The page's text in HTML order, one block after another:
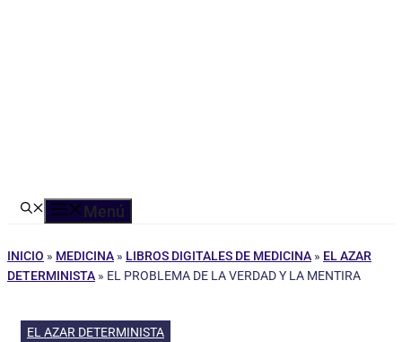
Menú
INICIO » MEDICINA » LIBROS DIGITALES DE MEDICINA » EL AZAR
DETERMINISTA » EL PROBLEMA DE LA VERDAD Y LA MENTIRA
EL AZAR DETERMINISTA